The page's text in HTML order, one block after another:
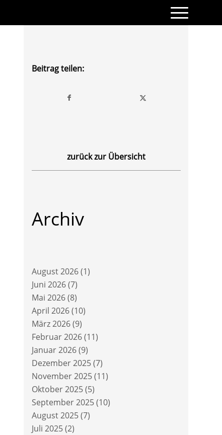
Beitrag teilen:
zurück zur Übersicht
Archiv
August 2026(1)
Juni 2026(7)
Mai 2026(8)
April 2026(10)
März 2026(9)
Februar 2026(11)
Januar 2026(9)
Dezember 2025(7)
November 2025(11)
Oktober 2025(5)
September 2025(10)
August 2025(7)
Juli 2025(2)